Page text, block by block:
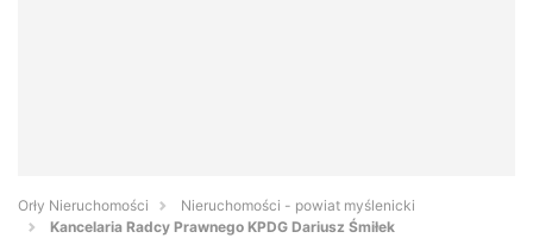
Orły Nieruchomości
Nieruchomości - powiat myślenicki
Kancelaria Radcy Prawnego KPDG Dariusz Śmiłek